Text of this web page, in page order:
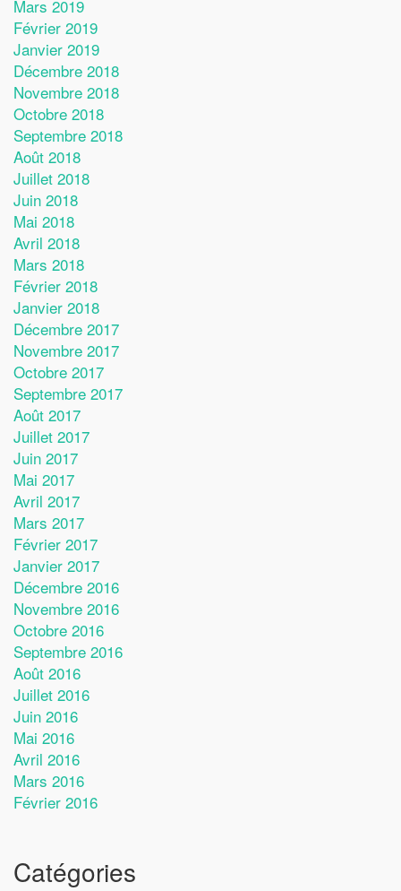
Mars 2019
Février 2019
Janvier 2019
Décembre 2018
Novembre 2018
Octobre 2018
Septembre 2018
Août 2018
Juillet 2018
Juin 2018
Mai 2018
Avril 2018
Mars 2018
Février 2018
Janvier 2018
Décembre 2017
Novembre 2017
Octobre 2017
Septembre 2017
Août 2017
Juillet 2017
Juin 2017
Mai 2017
Avril 2017
Mars 2017
Février 2017
Janvier 2017
Décembre 2016
Novembre 2016
Octobre 2016
Septembre 2016
Août 2016
Juillet 2016
Juin 2016
Mai 2016
Avril 2016
Mars 2016
Février 2016
Catégories